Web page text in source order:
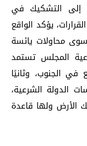
التشكيك في
يؤكد الواقع
محاولات يائسة
المجلس تستمد
الجنوب، وثانيًا
الشرعية،
الأرض ولها قاعدة